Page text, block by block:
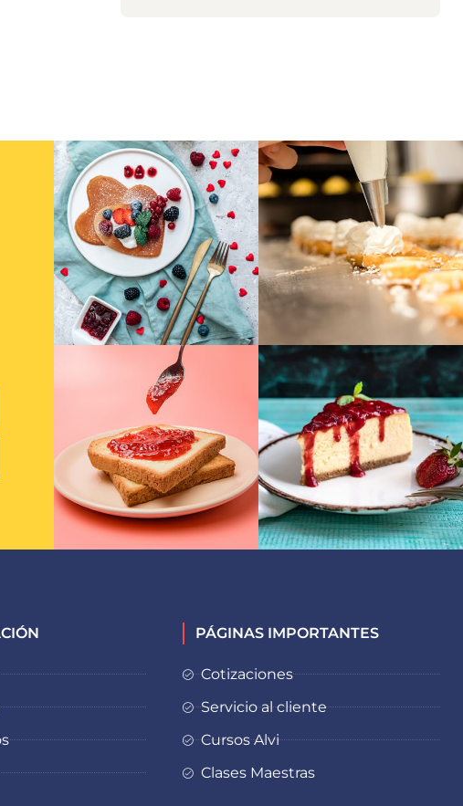
PÁGINAS IMPORTANTES
Cotizaciones
Servicio al cliente
Cursos Alvi
Clases Maestras